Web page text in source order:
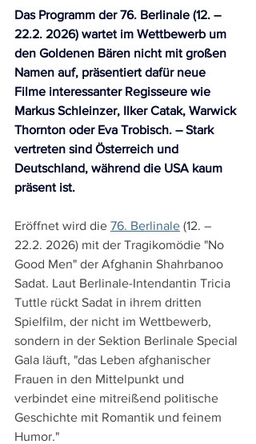
Das Programm der 76. Berlinale (12. –
22.2. 2026) wartet im Wettbewerb um
den Goldenen Bären nicht mit großen
Namen auf, präsentiert dafür neue
Filme interessanter Regisseure wie
Markus Schleinzer, Ilker Catak, Warwick
Thornton oder Eva Trobisch. – Stark
vertreten sind Österreich und
Deutschland, während die USA kaum
präsent ist.
Eröffnet wird die 76. Berlinale (12. –
22.2. 2026) mit der Tragikomödie "No
Good Men" der Afghanin Shahrbanoo
Sadat. Laut Berlinale-Intendantin Tricia
Tuttle rückt Sadat in ihrem dritten
Spielfilm, der nicht im Wettbewerb,
sondern in der Sektion Berlinale Special
Gala läuft, "das Leben afghanischer
Frauen in den Mittelpunkt und
verbindet eine mitreißend politische
Geschichte mit Romantik und feinem
Humor."